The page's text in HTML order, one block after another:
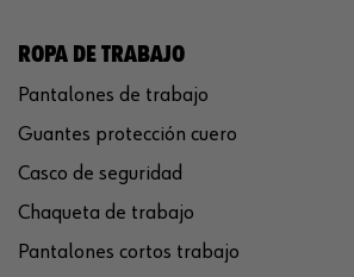
ROPA DE TRABAJO
Pantalones de trabajo
Guantes protección cuero
Casco de seguridad
Chaqueta de trabajo
Pantalones cortos trabajo